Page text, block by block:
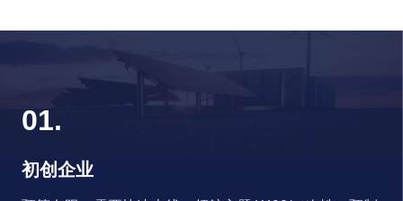
01.
初创企业